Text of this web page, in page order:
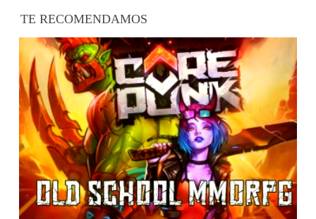
TE RECOMENDAMOS